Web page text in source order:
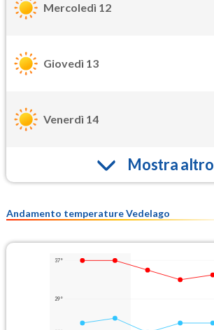
Mercoledì 12
Giovedì 13
Venerdì 14
Mostra altro
Andamento temperature Vedelago
37°
29°